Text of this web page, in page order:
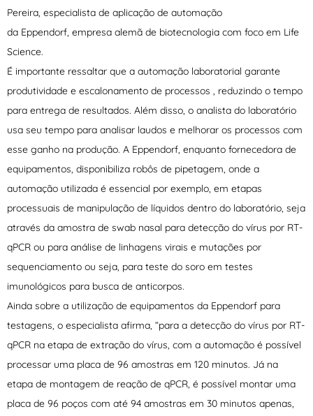
Pereira, especialista de aplicação de automação
da Eppendorf, empresa alemã de biotecnologia com foco em Life
Science.
É importante ressaltar que a automação laboratorial garante
produtividade e escalonamento de processos , reduzindo o tempo
para entrega de resultados. Além disso, o analista do laboratório
usa seu tempo para analisar laudos e melhorar os processos com
esse ganho na produção. A Eppendorf, enquanto fornecedora de
equipamentos, disponibiliza robôs de pipetagem, onde a
automação utilizada é essencial por exemplo, em etapas
processuais de manipulação de líquidos dentro do laboratório, seja
através da amostra de swab nasal para detecção do vírus por RT-
qPCR ou para análise de linhagens virais e mutações por
sequenciamento ou seja, para teste do soro em testes
imunológicos para busca de anticorpos.
Ainda sobre a utilização de equipamentos da Eppendorf para
testagens, o especialista afirma, “para a detecção do vírus por RT-
qPCR na etapa de extração do vírus, com a automação é possível
processar uma placa de 96 amostras em 120 minutos. Já na
etapa de montagem de reação de qPCR, é possível montar uma
placa de 96 poços com até 94 amostras em 30 minutos apenas,